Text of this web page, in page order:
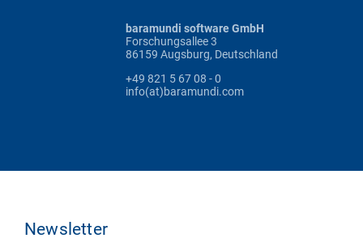
baramundi software GmbH
Forschungsallee 3
86159 Augsburg, Deutschland
+49 821 5 67 08 - 0
info(at)baramundi.com
Newsletter